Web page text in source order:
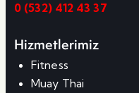
0 (532) 412 43 37
Hizmetlerimiz
Fitness
Muay Thai